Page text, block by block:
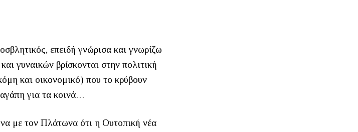
επειδή γνώρισα και γνωρίζω
γυναικών βρίσκονται στην πολιτική
και οικονομικό) που το κρύβουν
για τα κοινά…
με τον Πλάτωνα ότι η Ουτοπική νέα